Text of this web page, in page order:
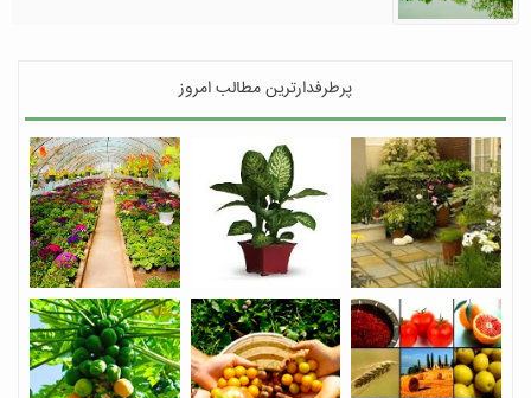
پرطرفدارترین مطالب امروز